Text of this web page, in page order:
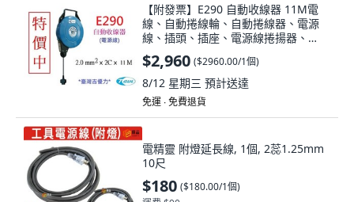
【附發票】E290 自動收線器 11M電
線、自動捲線輪、自動捲線器、電源
線、插頭、插座、電源線捲揚器、
XB290E, 1個, 藍色, 11m
$2,960 ($2960.00/1個)
8/12 星期三 預計送達
免運 ∙ 免費退貨
電精靈 附燈延長線, 1個, 2蕊1.25mm
10尺
$180 ($180.00/1個)